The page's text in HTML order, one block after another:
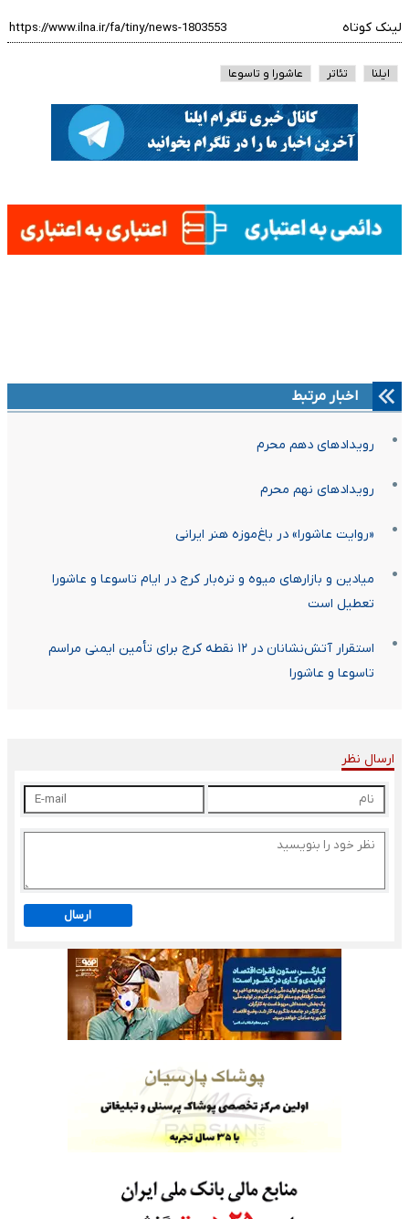
لینک کوتاه
ایلنا تئاتر عاشورا و تاسوعا
اخبار مرتبط
رویدادهای دهم محرم
رویدادهای نهم محرم
«روایت عاشورا» در باغ‌موزه هنر ایرانی
میادین و بازارهای میوه و تره‌بار کرج در ایام تاسوعا و عاشورا
تعطیل است
استقرار آتش‌نشانان در ۱۲ نقطه کرج برای تأمین ایمنی مراسم
تاسوعا و عاشورا
ارسال نظر
ارسال